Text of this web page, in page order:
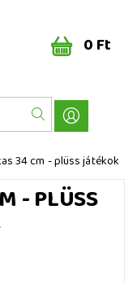
0 Ft
34 cm - plüss játékok
- PLÜSS